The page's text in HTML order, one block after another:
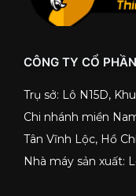
CÔNG TY CỔ
Trụ sở: Lô N15D,
Chi nhánh miền
Tân Vĩnh Lộc, Hồ
Nhà máy sản xuất: